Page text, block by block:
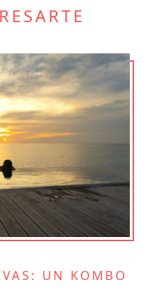
UN KOMBO